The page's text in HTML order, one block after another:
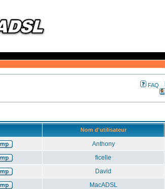
FAQ
Nom d'utilisateur
Anthony
ficelle
David
MacADSL